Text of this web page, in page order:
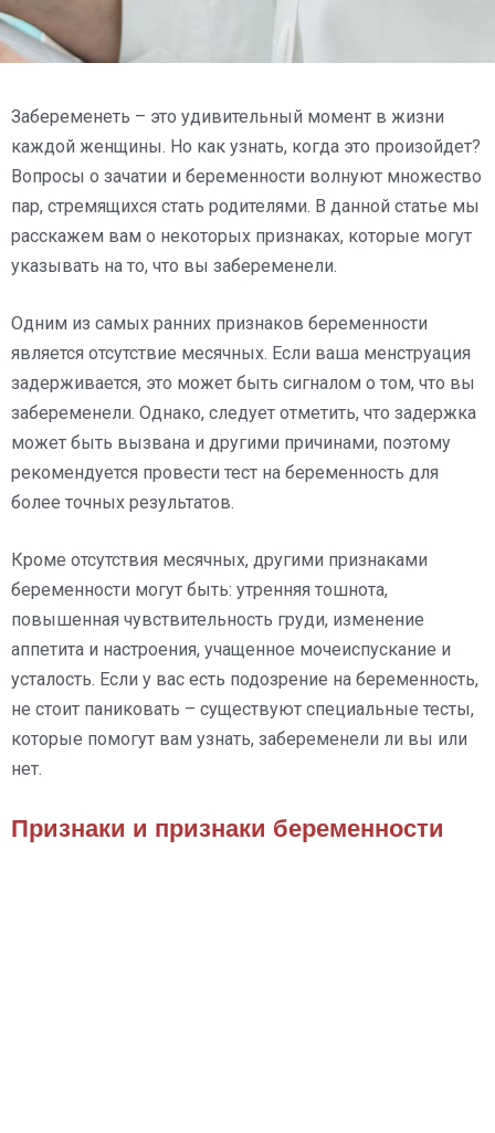
Забеременеть – это удивительный момент в жизни
каждой женщины. Но как узнать, когда это произойдет?
Вопросы о зачатии и беременности волнуют множество
пар, стремящихся стать родителями. В данной статье мы
расскажем вам о некоторых признаках, которые могут
указывать на то, что вы забеременели.
Одним из самых ранних признаков беременности
является отсутствие месячных. Если ваша менструация
задерживается, это может быть сигналом о том, что вы
забеременели. Однако, следует отметить, что задержка
может быть вызвана и другими причинами, поэтому
рекомендуется провести тест на беременность для
более точных результатов.
Кроме отсутствия месячных, другими признаками
беременности могут быть: утренняя тошнота,
повышенная чувствительность груди, изменение
аппетита и настроения, учащенное мочеиспускание и
усталость. Если у вас есть подозрение на беременность,
не стоит паниковать – существуют специальные тесты,
которые помогут вам узнать, забеременели ли вы или
нет.
Признаки и признаки беременности